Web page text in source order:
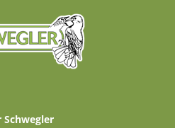
Schwegler